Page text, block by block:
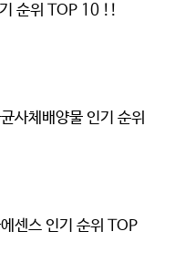
순위 TOP 10 !!
사체배양물 인기 순위
센스 인기 순위 TOP